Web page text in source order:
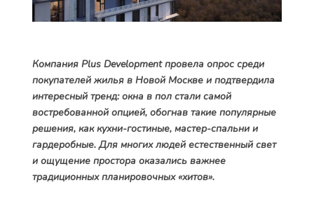
Компания Plus Development провела опрос среди
покупателей жилья в Новой Москве и подтвердила
интересный тренд: окна в пол стали самой
востребованной опцией, обогнав такие популярные
решения, как кухни-гостиные, мастер-спальни и
гардеробные. Для многих людей естественный свет
и ощущение простора оказались важнее
традиционных планировочных «хитов».